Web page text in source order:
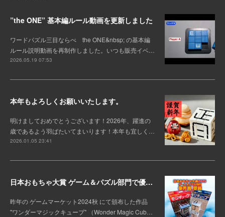
”the ONE” 基本編ルール動画を更新しました
ワードパズル三目ならべ the ONE&nbsp; の基本編
ルール説明動画を再制作しました。いつも販売イベ…
2026.05.19 07:53
本年もよろしくお願いいたします。
明けましておめでとうございます！2026年、躍進の
歳であるよう羽ばたいてまいります！本年も宜しく…
2026.01.05 23:41
日本おもちゃ大賞 ゲーム＆パズル部門で優秀賞を受賞！
昨年の ゲームマーケット2024秋 にて頒布した作品
"ワンダーマジックキューブ" （Wonder Magic Cub…